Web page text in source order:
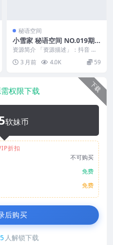
秘语空间
小雪家 秘语空间 NO.019期
最新至：2026.5.15
资源简介 「资源描述」：抖音 小
雪家 秘语空间 NO.019期 【18P2
V】最...
3 月前 4.0K 59
下载
权限下载
软妹币
折扣
不可购买
免费
免费
后购买
人解锁下载